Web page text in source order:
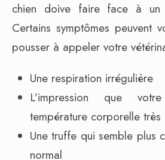
chien doive faire face à un
Certains symptômes peuvent
pousser à appeler votre
Une respiration irrégulière
L’impression que
température corporelle très
Une truffe qui semble plus
normal